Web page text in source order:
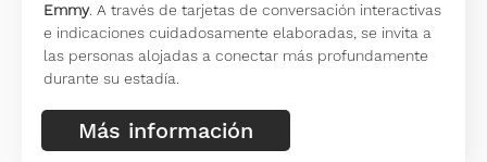
Emmy. A través de tarjetas de conversación interactivas
e indicaciones cuidadosamente elaboradas, se invita a
las personas alojadas a conectar más profundamente
durante su estadía.
Más información